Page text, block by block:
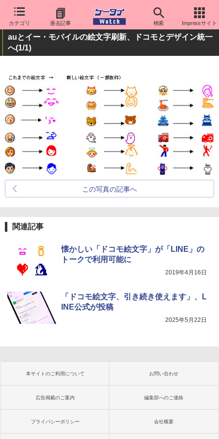
カテゴリ 過去記事 検索 Impressサイト
auとイー・モバイルの絵文字刷新、ドコモとデザイン統一
へ(1/1)
この写真の記事へ
関連記事
懐かしい「ドコモ絵文字」が「LINE」の
トークで利用可能に
2019年4月16日
「ドコモ絵文字、引き続き使えます」、L
INE公式が投稿
2025年5月22日
本サイトのご利用について お問い合わせ
広告掲載のご案内 編集部へのご連絡
プライバシーポリシー 会社概要